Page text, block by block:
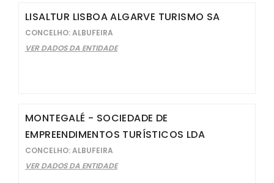
LISALTUR LISBOA ALGARVE TURISMO SA
CONCELHO: ALBUFEIRA
VER DADOS DA ENTIDADE
MONTEGALÉ - SOCIEDADE DE
EMPREENDIMENTOS TURÍSTICOS LDA
CONCELHO: ALBUFEIRA
VER DADOS DA ENTIDADE